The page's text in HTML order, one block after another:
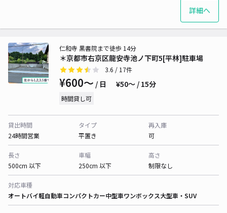
詳細へ
＊京都市右京区龍安寺池ノ下町5[平林]駐車場
仁和寺 黒書院まで徒歩 14分
3.6 / 17件
¥600〜 / 日 ¥50〜 / 15分
時間貸し可
貸出時間
24時間営業
タイプ
平置き
再入庫
可
長さ
500cm 以下
車幅
250cm 以下
高さ
制限なし
対応車種
オートバイ軽自動車コンパクトカー中型車ワンボックス大型車・SUV